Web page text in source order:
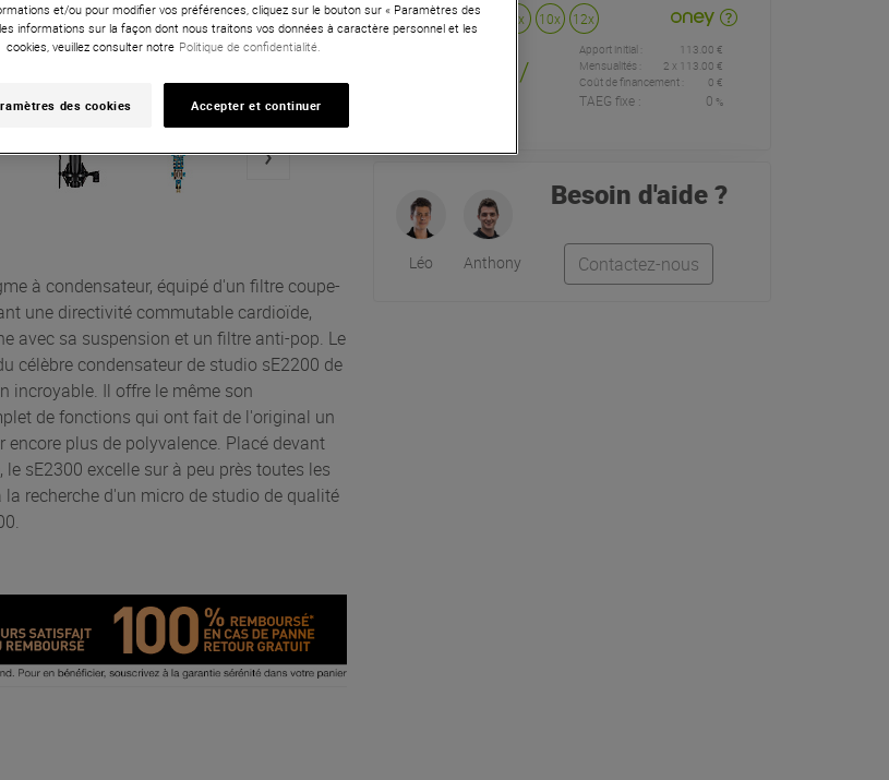
à condensateur, équipé d'un filtre coupe-
une directivité commutable cardioïde,
avec sa suspension et un filtre anti-pop. Le
célèbre condensateur de studio sE2200 de
incroyable. Il offre le même son
de fonctions qui ont fait de l'original un
plus de polyvalence. Placé devant
sE2300 excelle sur à peu près toutes les
recherche d'un micro de studio de qualité
Payer en 3x 4x 10x 12x
/
Apport initial :
113.00 €
Mensualités :
2 x 113.00 €
Coût de financement :
0 €
TAEG fixe : 0 %
Léo Anthony
Besoin d'aide ?
Contactez-nous
et/ou pour modifier vos préférences, cliquez sur le bouton sur « Paramètres des
informations sur la façon dont nous traitons vos données à caractère personnel et les
cookies, veuillez consulter notre Politique de confidentialité.
des cookies Accepter et continuer